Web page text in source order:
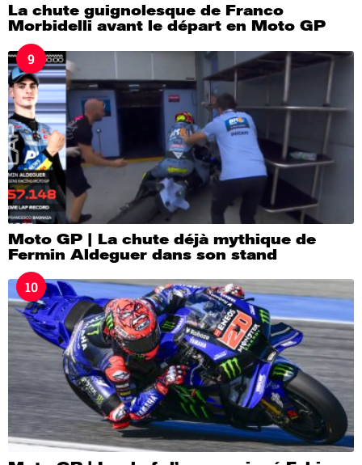
La chute guignolesque de Franco
Morbidelli avant le départ en Moto GP
9
Moto GP | La chute déjà mythique de
Fermin Aldeguer dans son stand
10